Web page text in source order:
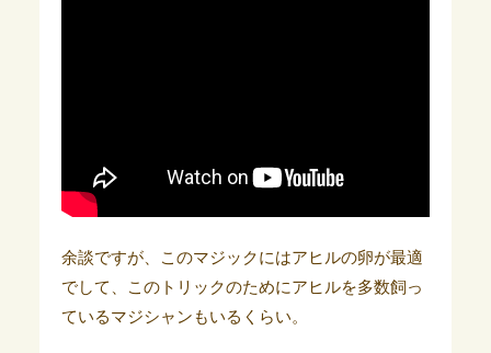
余談ですが、このマジックにはアヒルの卵が最適
でして、このトリックのためにアヒルを多数飼っ
ているマジシャンもいるくらい。